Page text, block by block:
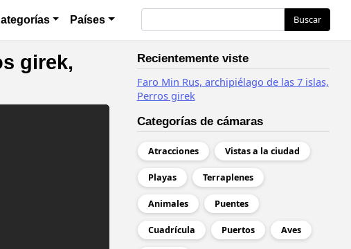
Países Buscar
girek,
Recientemente viste
Faro Min Rus, archipiélago de las 7 islas,
Perros girek
Categorías de cámaras
Atracciones Vistas a la ciudad
Playas Terraplenes
Animales Puentes
Cuadrícula Puertos Aves